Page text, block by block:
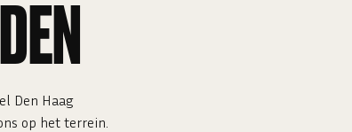
Den Haag
op het terrein.